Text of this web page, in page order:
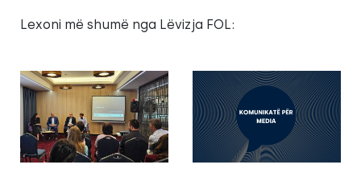
Lexoni më shumë nga Lëvizja FOL: